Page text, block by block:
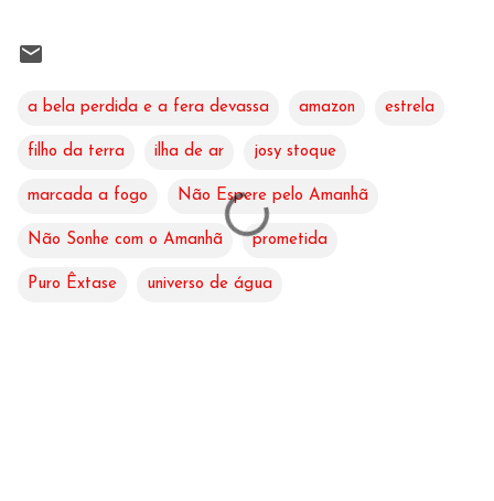
a bela perdida e a fera devassa amazon estrela
filho da terra ilha de ar josy stoque
marcada a fogo Não Espere pelo Amanhã
Não Sonhe com o Amanhã prometida
Puro Êxtase universo de água